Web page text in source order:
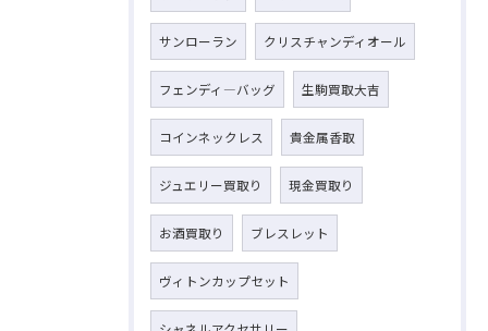
サンローラン クリスチャンディオール
フェンディ―バッグ 生駒買取大吉
コインネックレス 貴金属香取
ジュエリー買取り 現金買取り
お酒買取り ブレスレット
ヴィトンカップセット